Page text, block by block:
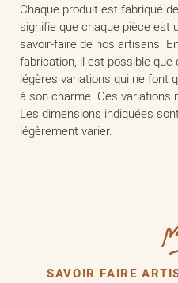
Chaque produit est fabriqué
signifie que chaque pièce est
savoir-faire de nos artisans.
fabrication, il est possible
légères variations qui ne font
à son charme. Ces variations
Les dimensions indiquées
légèrement varier.
SAVOIR FAIRE